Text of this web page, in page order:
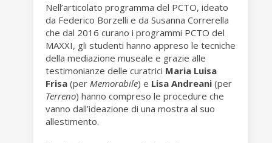
Nell’articolato programma del PCTO, ideato
da Federico Borzelli e da Susanna Correrella
che dal 2016 curano i programmi PCTO del
MAXXI, gli studenti hanno appreso le tecniche
della mediazione museale e grazie alle
testimonianze delle curatrici Maria Luisa
Frisa (per Memorabile) e Lisa Andreani (per
Terreno) hanno compreso le procedure che
vanno dall’ideazione di una mostra al suo
allestimento.